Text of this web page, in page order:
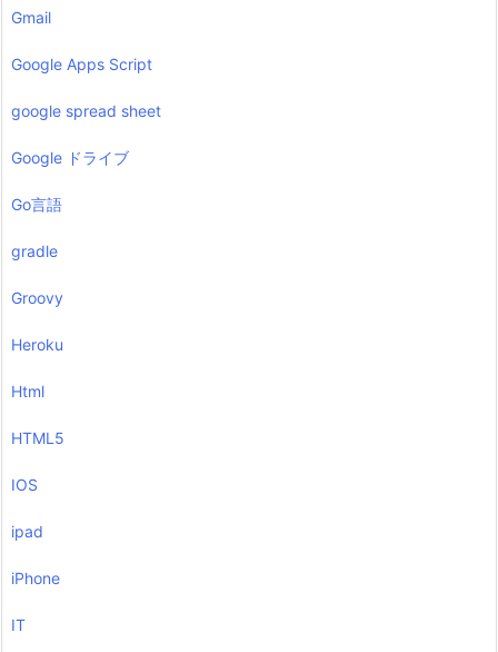
Gmail
Google Apps Script
google spread sheet
Google ドライブ
Go言語
gradle
Groovy
Heroku
Html
HTML5
IOS
ipad
iPhone
IT